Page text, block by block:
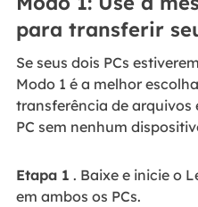
para transferir
Se seus dois PCs
Modo 1 é a melhor
transferência de arquivos
PC sem nenhum
Etapa 1 . Baixe e inicie o
em ambos os PCs.